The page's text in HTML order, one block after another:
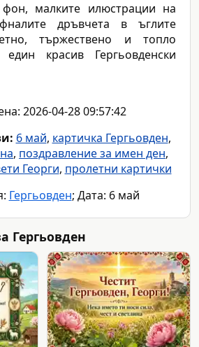
малките илюстрации на
дръвчета в ъглите
тържествено и топло
красив Гергьовденски
2026-04-28 09:57:42
6 май, картичка Гергьовден,
, поздравление за имен ден,
Георги, пролетни картички
Гергьовден; Дата: 6 май
Гергьовден